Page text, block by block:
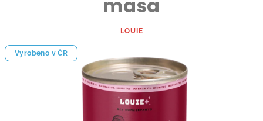
masa
LOUIE
Vyrobeno v ČR